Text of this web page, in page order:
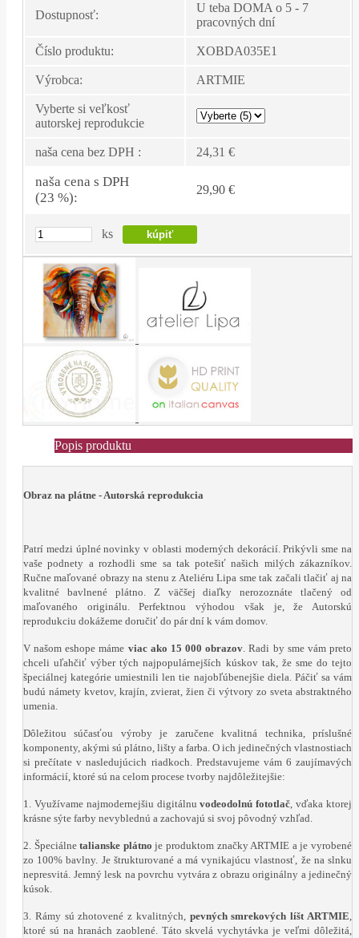
Dostupnosť:
U teba DOMA o 5 - 7
pracovných dní
Číslo produktu: XOBDA035E1
Výrobca: ARTMIE
Vyberte si veľkosť
autorskej reprodukcie
naša cena bez DPH : 24,31 €
naša cena s DPH
(23 %):
29,90 €
ks
Popis produktu
Obraz na plátne - Autorská reprodukcia
Patrí medzi úplné novinky v oblasti moderných dekorácií. Prikývli sme na
vaše podnety a rozhodli sme sa tak potešiť našich milých zákazníkov.
Ručne maľované obrazy na stenu z Ateliéru Lipa sme tak začali tlačiť aj na
kvalitné bavlnené plátno. Z väčšej diaľky nerozoznáte tlačený od
maľovaného originálu. Perfektnou výhodou však je, že Autorskú
reprodukciu dokážeme doručiť do pár dní k vám domov.
V našom eshope máme viac ako 15 000 obrazov. Radi by sme vám preto
chceli uľahčiť výber tých najpopulárnejších kúskov tak, že sme do tejto
špeciálnej kategórie umiestnili len tie najobľúbenejšie diela. Páčiť sa vám
budú námety kvetov, krajín, zvierat, žien či výtvory zo sveta abstraktného
umenia.
Dôležitou súčasťou výroby je zaručene kvalitná technika, príslušné
komponenty, akými sú plátno, lišty a farba. O ich jedinečných vlastnostiach
si prečítate v nasledujúcich riadkoch. Predstavujeme vám 6 zaujímavých
informácií, ktoré sú na celom procese tvorby najdôležitejšie:
1. Využívame najmodernejšiu digitálnuvodeodolnú fototlač, vďaka ktorej
krásne sýte farby nevyblednú a zachovajú si svoj pôvodný vzhľad.
2. Špeciálnetalianske plátno je produktom značky ARTMIE a je vyrobené
zo 100% bavlny. Je štrukturované a má vynikajúcu vlastnosť, že na slnku
nepresvitá. Jemný lesk na povrchu vytvára z obrazu originálny a jedinečný
kúsok.
3. Rámy sú zhotovené z kvalitných, pevných smrekových líšt ARTMIE,
ktoré sú na hranách zaoblené. Táto skvelá vychytávka je veľmi dôležitá,